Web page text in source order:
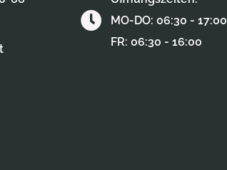
MO-DO: 06:30 - 17:00
FR: 06:30 - 16:00